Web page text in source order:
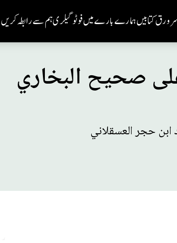
ہم سے رابطہ کریںفوٹو گیلریہمارے بارے میںکتابیںورق
صحيح البخاري
حجر العسقلاني